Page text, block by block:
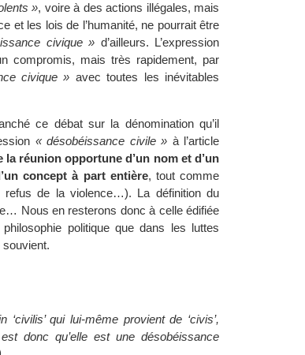
», voire à des actions illégales, mais
et les lois de l’humanité, ne pourrait être
civique » d’ailleurs. L’expression
compromis, mais très rapidement, par
civique » avec toutes les inévitables
ce débat sur la dénomination qu’il
« désobéissance civile » à l’article
réunion opportune d’un nom et d’un
concept à part entière, tout comme
de la violence…). La définition du
Nous en resterons donc à celle édifiée
politique que dans les luttes
qui lui-même provient de ‘civis’,
donc qu’elle est une désobéissance